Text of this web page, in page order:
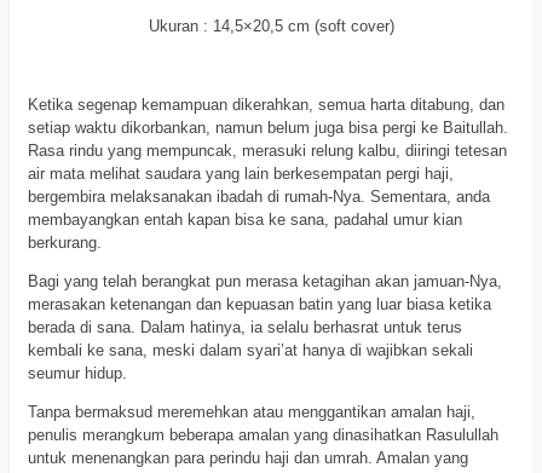
Ukuran : 14,5×20,5 cm (soft cover)
Ketika segenap kemampuan dikerahkan, semua harta ditabung, dan
setiap waktu dikorbankan, namun belum juga bisa pergi ke Baitullah.
Rasa rindu yang mempuncak, merasuki relung kalbu, diiringi tetesan
air mata melihat saudara yang lain berkesempatan pergi haji,
bergembira melaksanakan ibadah di rumah-Nya. Sementara, anda
membayangkan entah kapan bisa ke sana, padahal umur kian
berkurang.
Bagi yang telah berangkat pun merasa ketagihan akan jamuan-Nya,
merasakan ketenangan dan kepuasan batin yang luar biasa ketika
berada di sana. Dalam hatinya, ia selalu berhasrat untuk terus
kembali ke sana, meski dalam syari’at hanya di wajibkan sekali
seumur hidup.
Tanpa bermaksud meremehkan atau menggantikan amalan haji,
penulis merangkum beberapa amalan yang dinasihatkan Rasulullah
untuk menenangkan para perindu haji dan umrah. Amalan yang